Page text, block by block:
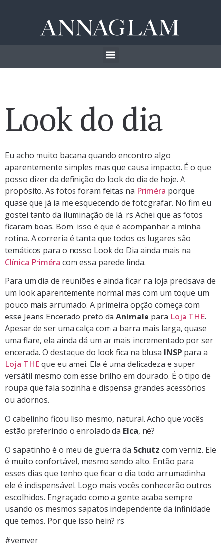
Look do dia
Eu acho muito bacana quando encontro algo
aparentemente simples mas que causa impacto. É o que
posso dizer da definição do look do dia de hoje. A
propósito. As fotos foram feitas na Priméra porque
quase que já ia me esquecendo de fotografar. No fim eu
gostei tanto da iluminação de lá. rs Achei que as fotos
ficaram boas. Bom, isso é que é acompanhar a minha
rotina. A correria é tanta que todos os lugares são
temáticos para o nosso Look do Dia ainda mais na
Clínica Priméra com essa parede linda.
Para um dia de reuniões e ainda ficar na loja precisava de
um look aparentemente normal mas com um toque um
pouco mais arrumado. A primeira opção começa com
esse Jeans Encerado preto da Animale para Loja THE.
Apesar de ser uma calça com a barra mais larga, quase
uma flare, ela ainda dá um ar mais incrementado por ser
encerada. O destaque do look fica na blusa INSP para a
Loja THEque eu amei. Ela é uma delicadeza e super
versátil mesmo com esse brilho em dourado. É o tipo de
roupa que fala sozinha e dispensa grandes acessórios
ou adornos.
O cabelinho ficou liso mesmo, natural. Acho que vocês
estão preferindo o enrolado da Elca, né?
O sapatinho é o meu de guerra da Schutz com verniz. Ele
é muito confortável, mesmo sendo alto. Então para
esses dias que tenho que ficar o dia todo arrumadinha
ele é indispensável. Logo mais vocês conhecerão outros
escolhidos. Engraçado como a gente acaba sempre
usando os mesmos sapatos independente da infinidade
que temos. Por que isso hein? rs
#vemver